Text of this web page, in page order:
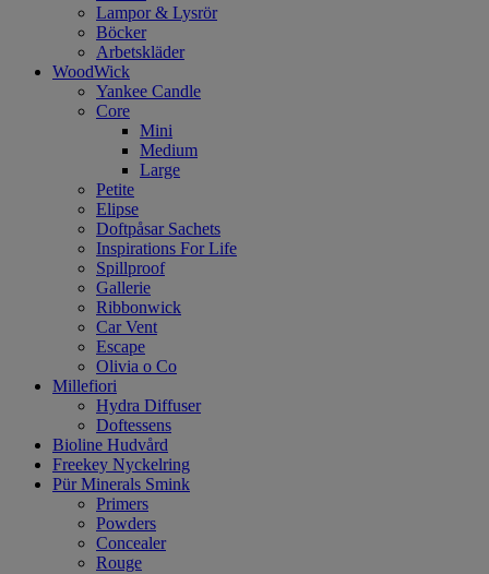
Lampor & Lysrör
Böcker
Arbetskläder
WoodWick
Yankee Candle
Core
Mini
Medium
Large
Petite
Elipse
Doftpåsar Sachets
Inspirations For Life
Spillproof
Gallerie
Ribbonwick
Car Vent
Escape
Olivia o Co
Millefiori
Hydra Diffuser
Doftessens
Bioline Hudvård
Freekey Nyckelring
Pür Minerals Smink
Primers
Powders
Concealer
Rouge